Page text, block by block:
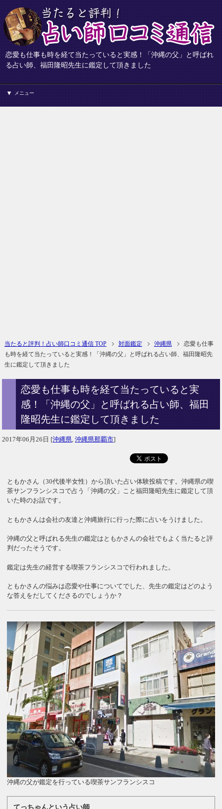
恋愛も仕事も時を経て当たっていると実感！「沖縄の父」と呼ばれ
る占い師、福田隆昭先生に鑑定して頂きました
メニュー
当たると評判！占い師口コミ通信 TOP 対面鑑定 沖縄県
恋愛も仕事
も時を経て当たっていると実感！「沖縄の父」と呼ばれる占い師、福田隆昭先
生に鑑定して頂きました
恋愛も仕事も時を経て当たっていると実
感！「沖縄の父」と呼ばれる占い師、福田
隆昭先生に鑑定して頂きました
2017年06月26日 [沖縄県 ,沖縄県那覇市]
ともかさん（30代後半女性）から頂いた占い体験投稿です。沖縄県の喫
茶サンフランシスコで占う「沖縄の父」こと福田隆昭先生に鑑定して頂
いた時のお話です。
ともかさんは会社の友達と沖縄旅行に行った際に占いをうけました。
沖縄の父と呼ばれる先生の鑑定はともかさんの会社でもよく当たると評
判だったそうです。
鑑定は先生の経営する喫茶フランシスコで行われました。
ともかさんの悩みは恋愛や仕事についてでした、先生の鑑定はどのよう
な答えをだしてくださるのでしょうか？
沖縄の父が鑑定を行っている喫茶サンフランシスコ
てっちゃんという占い師